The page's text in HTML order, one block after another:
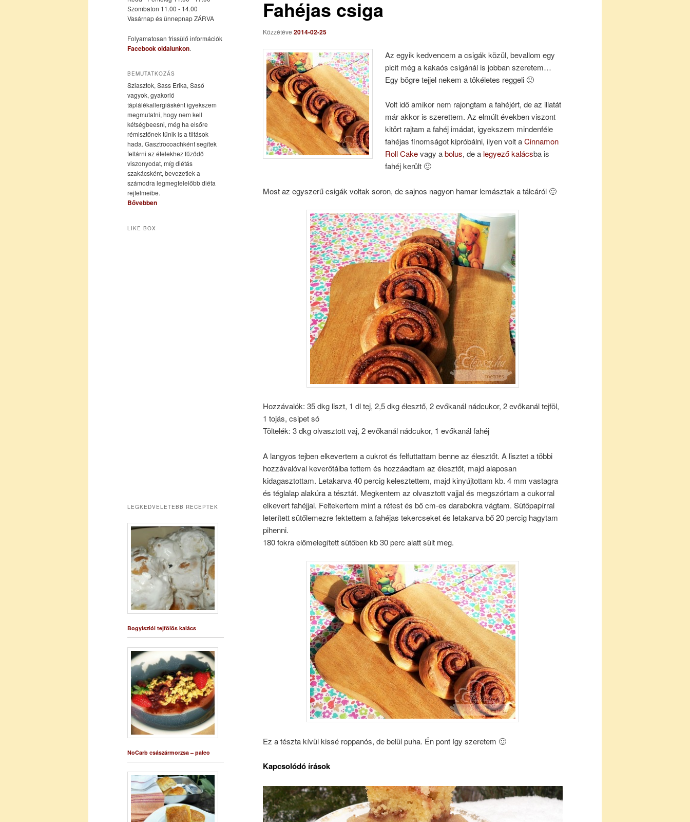
tartalomra
tartalomra Fahéjas csiga
Közzétéve 2014-02-25
Az egyik kedvencem a csigák közül, bevallom egy
picit még a kakaós csigánál is jobban szeretem…
Egy bögre tejjel nekem a tökéletes reggeli 🙂
Volt idő amikor nem rajongtam a fahéjért, de az illatát
már akkor is szerettem. Az elmúlt években viszont
kitört rajtam a fahéj imádat, igyekszem mindenféle
fahéjas finomságot kipróbálni, ilyen volt aCinnamon
Roll Cakevagy abolus, de a legyező kalácsba is
fahéj került 🙂
Most az egyszerű csigák voltak soron, de sajnos nagyon hamar lemásztak a tálcáról 🙂
Hozzávalók: 35 dkg liszt, 1 dl tej, 2,5 dkg élesztő, 2 evőkanál nádcukor, 2 evőkanál tejföl,
1 tojás, csipet só
Töltelék: 3 dkg olvasztott vaj, 2 evőkanál nádcukor, 1 evőkanál fahéj
A langyos tejben elkevertem a cukrot és felfuttattam benne az élesztőt. A lisztet a többi
hozzávalóval keverőtálba tettem és hozzáadtam az élesztőt, majd alaposan
kidagasztottam. Letakarva 40 percig kelesztettem, majd kinyújtottam kb. 4 mm vastagra
és téglalap alakúra a tésztát. Megkentem az olvasztott vajjal és megszórtam a cukorral
elkevert fahéjjal. Feltekertem mint a rétest és bő cm-es darabokra vágtam. Sütőpapírral
leterített sütőlemezre fektettem a fahéjas tekercseket és letakarva bő 20 percig hagytam
pihenni.
180 fokra előmelegített sütőben kb 30 perc alatt sült meg.
Ez a tészta kívül kissé roppanós, de belül puha. Én pont így szeretem 🙂
Kapcsolódó írások
Szombaton 11.00 - 14.00
Vasárnap és ünnepnap ZÁRVA
Folyamatosan frissülő információk
Facebook oldalunkon.
BEMUTATKOZÁS
Sziasztok, Sass Erika, Sasó
vagyok, gyakorló
táplálékallergiásként igyekszem
megmutatni, hogy nem kell
kétségbeesni, még ha elsőre
rémisztőnek tűnik is a tiltások
hada. Gasztrocoachként segítek
feltárni az ételekhez fűződő
viszonyodat, míg diétás
szakácsként, bevezetlek a
számodra legmegfelelőbb diéta
rejtelmeibe.
Bővebben
LIKE BOX
LEGKEDVELETEBB RECEPTEK
Bogyiszlói tejfölös kalács
NoCarb császármorzsa – paleo